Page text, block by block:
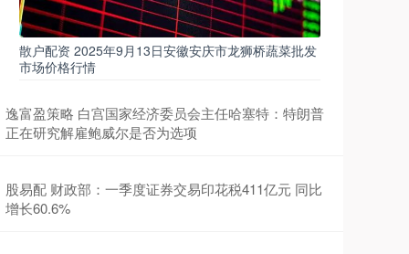
散户配资 2025年9月13日安徽安庆市龙狮桥蔬菜批发
市场价格行情
逸富盈策略 白宫国家经济委员会主任哈塞特：特朗普
正在研究解雇鲍威尔是否为选项
股易配 财政部：一季度证券交易印花税411亿元 同比
增长60.6%